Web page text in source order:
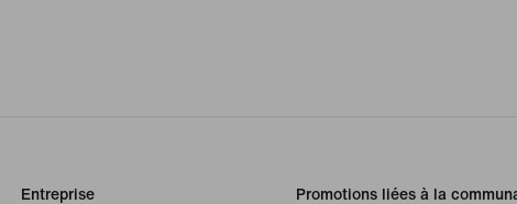
Entreprise Promotions liées à la